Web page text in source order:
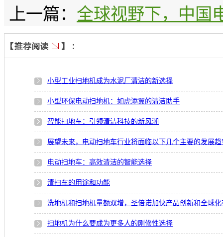
上一篇： 全球视野下，中国
小型工业扫地机成为水泥厂清洁的新选择
小型环保电动扫地机：如虎添翼的清洁助手
智能扫地车：引领清洁科技的新风潮
展望未来，电动扫地车行业将面临以下几个主要的发展趋
电动扫地车：高效清洁的智能选择
清扫车的用途和功能
洗地机和扫地机量额双增，圣倍诺加快产品创新和全球化
扫地机为什么要成为更多人的刚修性选择